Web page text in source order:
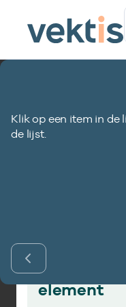
Vind
element
Klik op een item in de
de lijst.